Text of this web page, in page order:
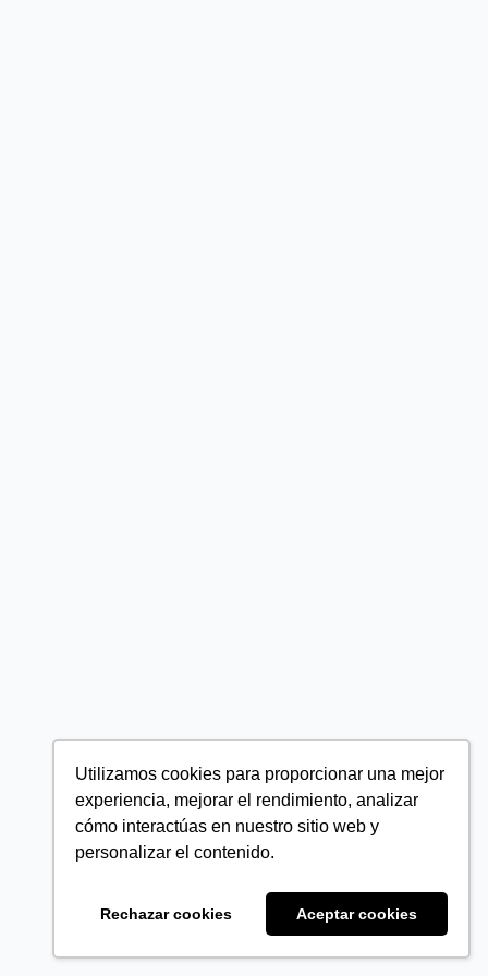
Utilizamos cookies para proporcionar una mejor
experiencia, mejorar el rendimiento, analizar
cómo interactúas en nuestro sitio web y
personalizar el contenido.
Rechazar cookies Aceptar cookies